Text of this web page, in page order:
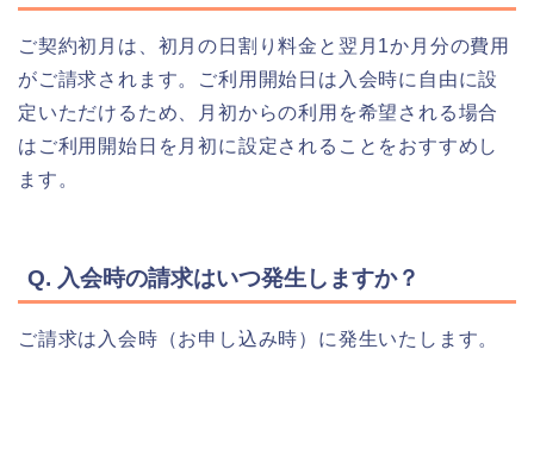
ご契約初月は、初月の日割り料金と翌月1か月分の費用
がご請求されます。ご利用開始日は入会時に自由に設
定いただけるため、月初からの利用を希望される場合
はご利用開始日を月初に設定されることをおすすめし
ます。
Q. 入会時の請求はいつ発生しますか？
ご請求は入会時（お申し込み時）に発生いたします。